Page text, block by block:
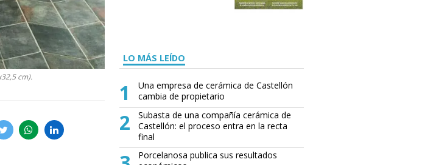
cm).
LO MÁS LEÍDO
1
Una empresa de cerámica de Castellón
cambia de propietario
2
Subasta de una compañía cerámica de
Castellón: el proceso entra en la recta
final
Porcelanosa publica sus resultados